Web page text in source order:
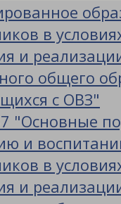
в
и
общего
с ОВЗ"
"Основные
и
в
и